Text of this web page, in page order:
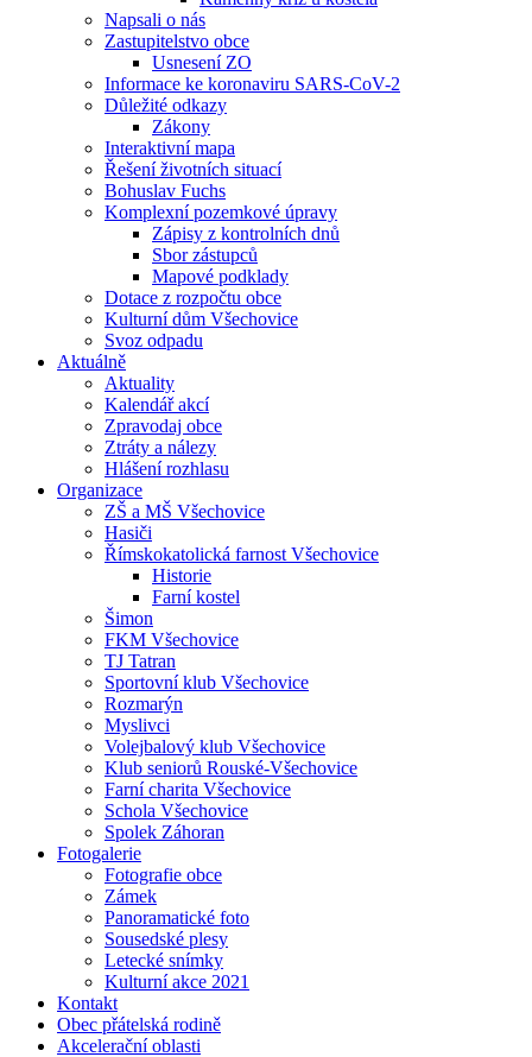
Napsali o nás
Zastupitelstvo obce
Usnesení ZO
Informace ke koronaviru SARS-CoV-2
Důležité odkazy
Zákony
Interaktivní mapa
Řešení životních situací
Bohuslav Fuchs
Komplexní pozemkové úpravy
Zápisy z kontrolních dnů
Sbor zástupců
Mapové podklady
Dotace z rozpočtu obce
Kulturní dům Všechovice
Svoz odpadu
Aktuálně
Aktuality
Kalendář akcí
Zpravodaj obce
Ztráty a nálezy
Hlášení rozhlasu
Organizace
ZŠ a MŠ Všechovice
Hasiči
Římskokatolická farnost Všechovice
Historie
Farní kostel
Šimon
FKM Všechovice
TJ Tatran
Sportovní klub Všechovice
Rozmarýn
Myslivci
Volejbalový klub Všechovice
Klub seniorů Rouské-Všechovice
Farní charita Všechovice
Schola Všechovice
Spolek Záhoran
Fotogalerie
Fotografie obce
Zámek
Panoramatické foto
Sousedské plesy
Letecké snímky
Kulturní akce 2021
Kontakt
Obec přátelská rodině
Akcelerační oblasti